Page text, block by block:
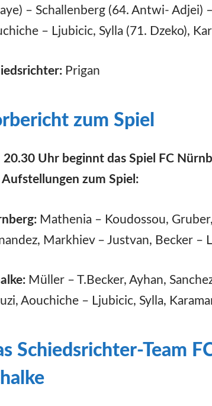
– Schallenberg (64. Antwi- Adjei)
– Ljubicic, Sylla (71. Dzeko),
Prigan
zum Spiel
20.30 Uhr beginnt das Spiel FC
Aufstellungen zum Spiel:
Mathenia – Koudossou,
Markhiev – Justvan, Becker –
Müller – T.Becker, Ayhan,
Aouchiche – Ljubicic, Sylla,
Schiedsrichter-Team